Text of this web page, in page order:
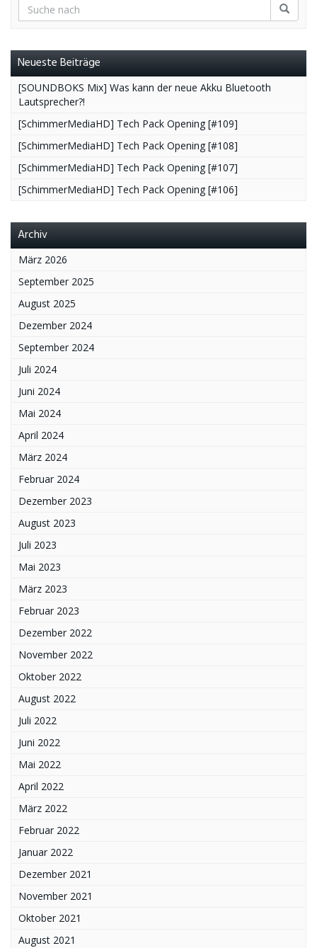
Neueste Beiträge
[SOUNDBOKS Mix] Was kann der neue Akku Bluetooth
Lautsprecher?!
[SchimmerMediaHD] Tech Pack Opening [#109]
[SchimmerMediaHD] Tech Pack Opening [#108]
[SchimmerMediaHD] Tech Pack Opening [#107]
[SchimmerMediaHD] Tech Pack Opening [#106]
Archiv
März 2026
September 2025
August 2025
Dezember 2024
September 2024
Juli 2024
Juni 2024
Mai 2024
April 2024
März 2024
Februar 2024
Dezember 2023
August 2023
Juli 2023
Mai 2023
März 2023
Februar 2023
Dezember 2022
November 2022
Oktober 2022
August 2022
Juli 2022
Juni 2022
Mai 2022
April 2022
März 2022
Februar 2022
Januar 2022
Dezember 2021
November 2021
Oktober 2021
August 2021